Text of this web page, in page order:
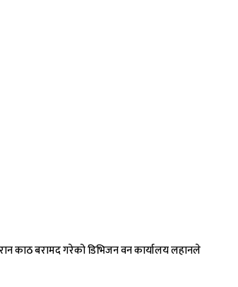
काठ बरामद गरेको डिभिजन वन कार्यालय लहानले